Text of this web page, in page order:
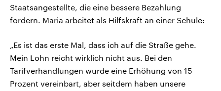
Staatsangestellte, die eine bessere Bezahlung
fordern. Maria arbeitet als Hilfskraft an einer Schule:
„Es ist das erste Mal, dass ich auf die Straße gehe.
Mein Lohn reicht wirklich nicht aus. Bei den
Tarifverhandlungen wurde eine Erhöhung von 15
Prozent vereinbart, aber seitdem haben unsere